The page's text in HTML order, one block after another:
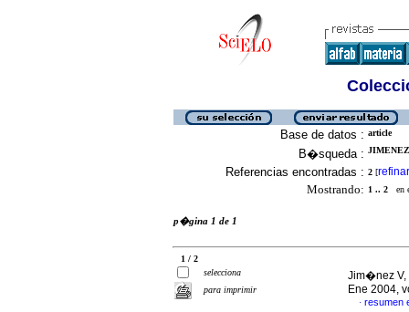
Base de datos : article
B�squeda :
Referencias encontradas : 2 [refinar
Mostrando: 1 .. 2 en
p�gina 1 de 1
1 / 2
selecciona
para imprimir
Jim�nez V,
Ene 2004,
· resumen